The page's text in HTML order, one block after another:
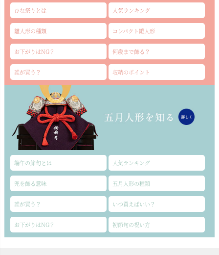
ひな祭りとは 人気ランキング
雛人形の種類 コンパクト雛人形
お下がりはNG？ 何歳まで飾る？
誰が買う？ 収納のポイント
端午の節句とは 人気ランキング
兜を飾る意味 五月人形の種類
誰が買う？ いつ買えばいい？
お下がりはNG？ 初節句の祝い方